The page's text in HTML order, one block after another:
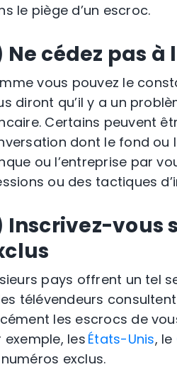
le piège d’un escroc.
Ne cédez pas à
vous pouvez le
diront qu’il y a un
Certains peuvent
dont le fond ou
ou l’entreprise par
ou des tactiques
Inscrivez-vous
pays offrent un tel
télévendeurs
les escrocs de
exemple, les États-Unis, le
exclus.